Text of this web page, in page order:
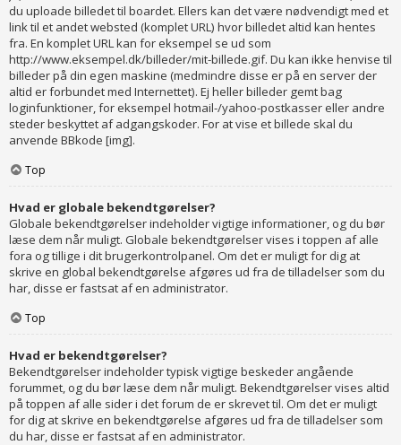
du uploade billedet til boardet. Ellers kan det være nødvendigt med et
link til et andet websted (komplet URL) hvor billedet altid kan hentes
fra. En komplet URL kan for eksempel se ud som
http://www.eksempel.dk/billeder/mit-billede.gif. Du kan ikke henvise til
billeder på din egen maskine (medmindre disse er på en server der
altid er forbundet med Internettet). Ej heller billeder gemt bag
loginfunktioner, for eksempel hotmail-/yahoo-postkasser eller andre
steder beskyttet af adgangskoder. For at vise et billede skal du
anvende BBkode [img].
Top
Hvad er globale bekendtgørelser?
Globale bekendtgørelser indeholder vigtige informationer, og du bør
læse dem når muligt. Globale bekendtgørelser vises i toppen af alle
fora og tillige i dit brugerkontrolpanel. Om det er muligt for dig at
skrive en global bekendtgørelse afgøres ud fra de tilladelser som du
har, disse er fastsat af en administrator.
Top
Hvad er bekendtgørelser?
Bekendtgørelser indeholder typisk vigtige beskeder angående
forummet, og du bør læse dem når muligt. Bekendtgørelser vises altid
på toppen af alle sider i det forum de er skrevet til. Om det er muligt
for dig at skrive en bekendtgørelse afgøres ud fra de tilladelser som
du har, disse er fastsat af en administrator.